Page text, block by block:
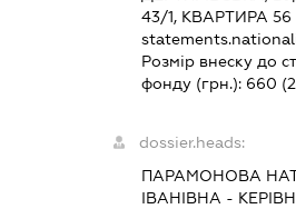
43/1, КВАРТИРА 56
Розмір внеску до
фонду (грн.): 660
dossier.heads:
ПАРАМОНОВА
ІВАНІВНА -